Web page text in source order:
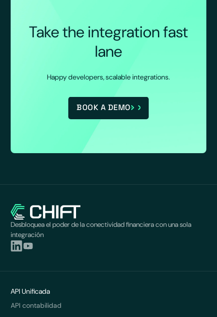
Take the integration fast
lane
Happy developers, scalable integrations.
BOOK A DEMO
Desbloquea el poder de la conectividad financiera con una sola
integración
API Unificada
API contabilidad